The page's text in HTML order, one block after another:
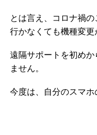
とは言え、コロナ禍
行かなくても機種変更
遠隔サポートを初め
ません。
今度は、自分のスマホ